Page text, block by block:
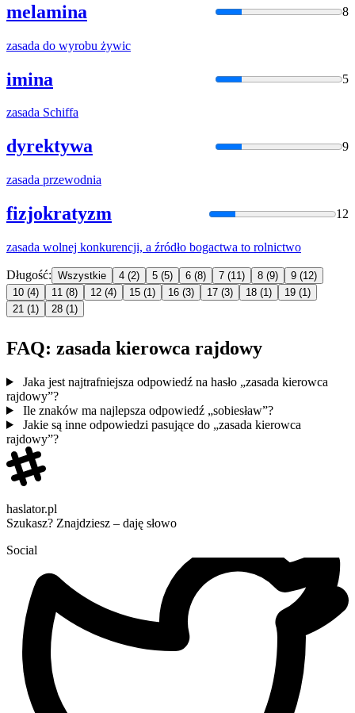
melamina 8
zasada do wyrobu żywic
imina 5
zasada Schiffa
dyrektywa 9
zasada przewodnia
fizjokratyzm 12
zasada wolnej konkurencji, a źródło bogactwa to rolnictwo
Długość: Wszystkie 4 (2) 5 (5) 6 (8) 7 (11) 8 (9) 9 (12)
10 (4) 11 (8) 12 (4) 15 (1) 16 (3) 17 (3) 18 (1) 19 (1)
21 (1) 28 (1)
FAQ: zasada kierowca rajdowy
Jaka jest najtrafniejsza odpowiedź na hasło „zasada kierowca
rajdowy”?
Ile znaków ma najlepsza odpowiedź „sobiesław”?
Jakie są inne odpowiedzi pasujące do „zasada kierowca
rajdowy”?
haslator.pl
Szukasz? Znajdziesz – daję słowo
Social